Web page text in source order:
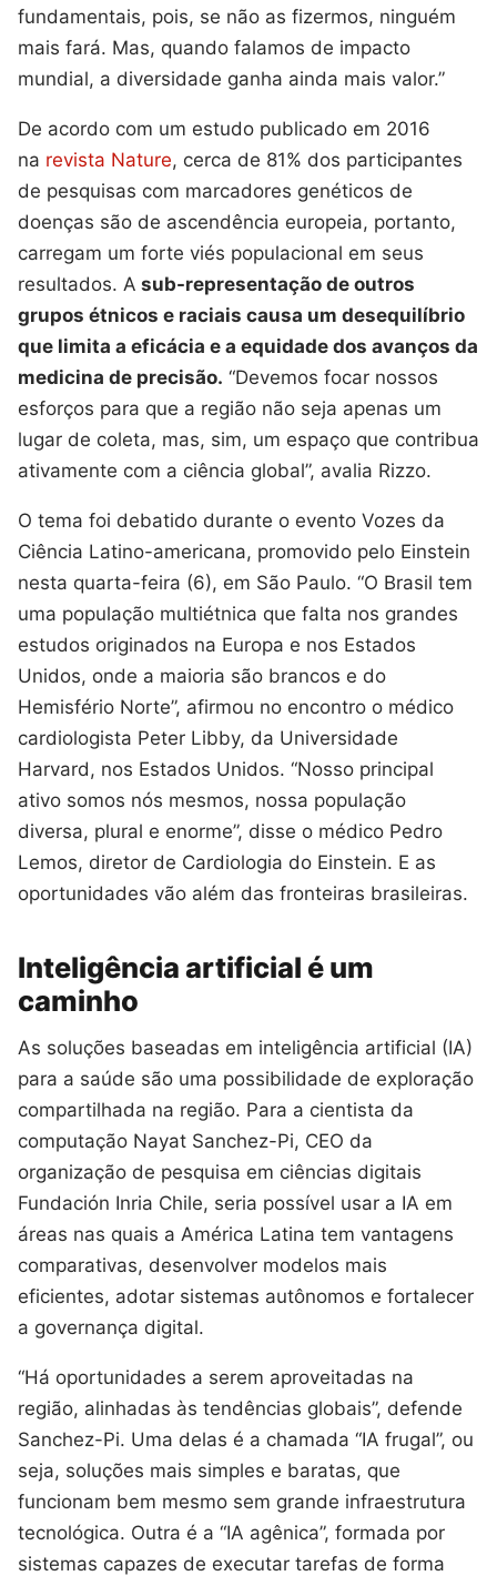
fundamentais, pois, se não as fizermos, ninguém
mais fará. Mas, quando falamos de impacto
mundial, a diversidade ganha ainda mais valor.”
De acordo com um estudo publicado em 2016
na revista Nature, cerca de 81% dos participantes
de pesquisas com marcadores genéticos de
doenças são de ascendência europeia, portanto,
carregam um forte viés populacional em seus
resultados. A sub-representação de outros
grupos étnicos e raciais causa um desequilíbrio
que limita a eficácia e a equidade dos avanços da
medicina de precisão. “Devemos focar nossos
esforços para que a região não seja apenas um
lugar de coleta, mas, sim, um espaço que contribua
ativamente com a ciência global”, avalia Rizzo.
O tema foi debatido durante o evento Vozes da
Ciência Latino-americana, promovido pelo Einstein
nesta quarta-feira (6), em São Paulo. “O Brasil tem
uma população multiétnica que falta nos grandes
estudos originados na Europa e nos Estados
Unidos, onde a maioria são brancos e do
Hemisfério Norte”, afirmou no encontro o médico
cardiologista Peter Libby, da Universidade
Harvard, nos Estados Unidos. “Nosso principal
ativo somos nós mesmos, nossa população
diversa, plural e enorme”, disse o médico Pedro
Lemos, diretor de Cardiologia do Einstein. E as
oportunidades vão além das fronteiras brasileiras.
Inteligência artificial é um
caminho
As soluções baseadas em inteligência artificial (IA)
para a saúde são uma possibilidade de exploração
compartilhada na região. Para a cientista da
computação Nayat Sanchez-Pi, CEO da
organização de pesquisa em ciências digitais
Fundación Inria Chile, seria possível usar a IA em
áreas nas quais a América Latina tem vantagens
comparativas, desenvolver modelos mais
eficientes, adotar sistemas autônomos e fortalecer
a governança digital.
“Há oportunidades a serem aproveitadas na
região, alinhadas às tendências globais”, defende
Sanchez-Pi. Uma delas é a chamada “IA frugal”, ou
seja, soluções mais simples e baratas, que
funcionam bem mesmo sem grande infraestrutura
tecnológica. Outra é a “IA agênica”, formada por
sistemas capazes de executar tarefas de forma